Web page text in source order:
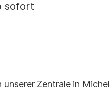
sofort
unserer Zentrale in